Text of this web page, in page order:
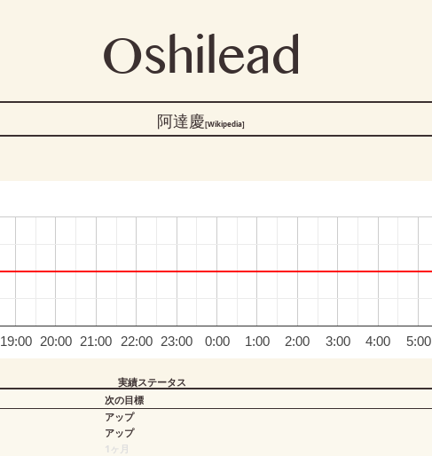
Oshilead
阿達慶[Wikipedia]
20:00 22:00 0:00 2:00 4:00
19:00 21:00 23:00 1:00 3:00 5:00
実績ステータス
次の目標
アップ
アップ
1ヶ月